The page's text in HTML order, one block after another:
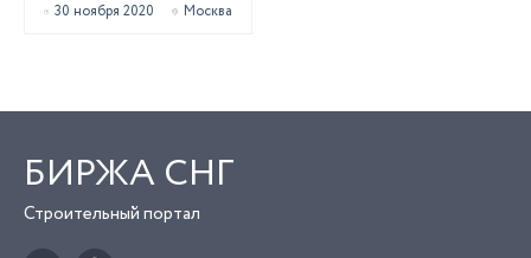
30 ноября 2020 Москва
БИРЖА СНГ
Строительный портал